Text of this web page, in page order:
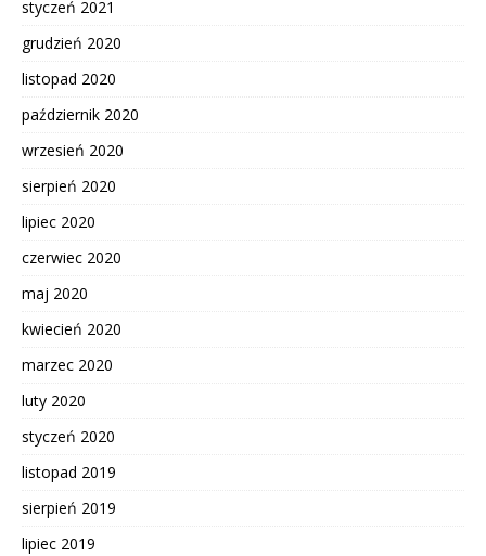
styczeń 2021
grudzień 2020
listopad 2020
październik 2020
wrzesień 2020
sierpień 2020
lipiec 2020
czerwiec 2020
maj 2020
kwiecień 2020
marzec 2020
luty 2020
styczeń 2020
listopad 2019
sierpień 2019
lipiec 2019